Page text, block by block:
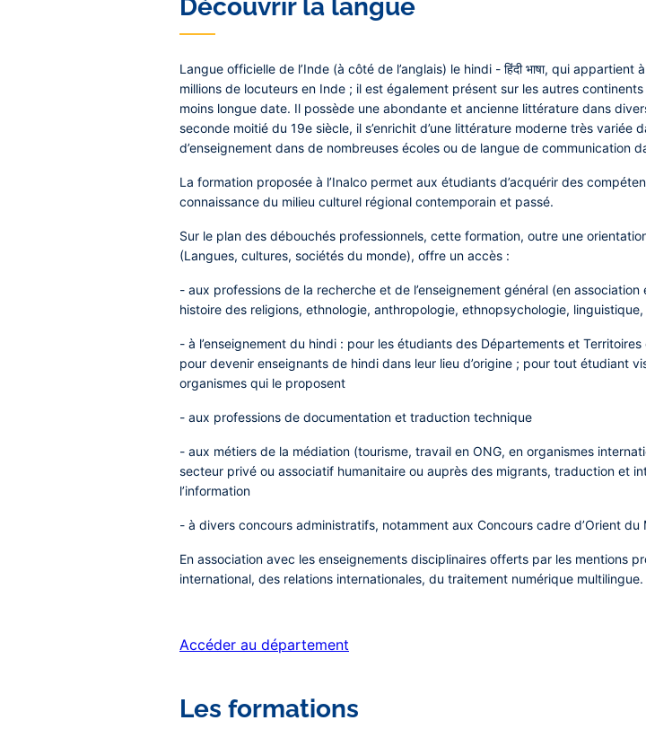
Découvrir la langue
Langue officielle de l’Inde (à côté de l’anglais) le hindi - हिंदी भाषा, qui
millions de locuteurs en Inde ; il est également présent sur les autres
moins longue date. Il possède une abondante et ancienne littérature dans
seconde moitié du 19e siècle, il s’enrichit d’une littérature moderne très variée
d’enseignement dans de nombreuses écoles ou de langue de communication
La formation proposée à l’Inalco permet aux étudiants d’acquérir des
connaissance du milieu culturel régional contemporain et passé.
Sur le plan des débouchés professionnels, cette formation, outre une
(Langues, cultures, sociétés du monde), offre un accès :
- aux professions de la recherche et de l’enseignement général (en
histoire des religions, ethnologie, anthropologie, ethnopsychologie,
- à l’enseignement du hindi : pour les étudiants des Départements et
pour devenir enseignants de hindi dans leur lieu d’origine ; pour tout étudiant
organismes qui le proposent
- aux professions de documentation et traduction technique
- aux métiers de la médiation (tourisme, travail en ONG, en organismes
secteur privé ou associatif humanitaire ou auprès des migrants, traduction et
l’information
- à divers concours administratifs, notamment aux Concours cadre d’Orient
En association avec les enseignements disciplinaires offerts par les mentions
international, des relations internationales, du traitement numérique multilingue.
Accéder au département
Les formations